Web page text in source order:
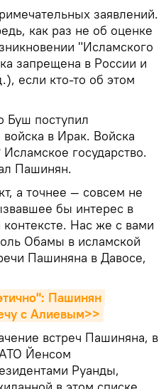
заявлений.
как раз не об оценке
"Исламского
запрещена в России и
если кто-то об этом
Буш поступил
в Ирак. Войска
государство.
Пашинян.
а точнее — совсем не
бы интерес в
Нас же с вами
Обамы в исламской
Пашиняна в Давосе,
Пашинян
с Алиевым>>
встреч Пашиняна, в
Йенсом
Руанды,